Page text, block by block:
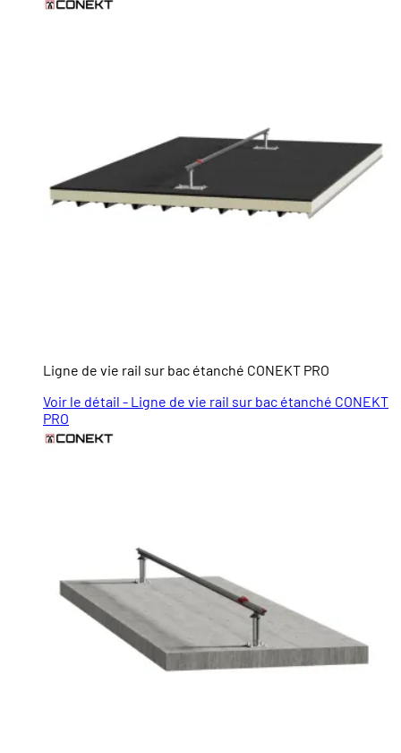
Ligne de vie rail sur bac étanché CONEKT PRO
Voir le détail - Ligne de vie rail sur bac étanché CONEKT
PRO